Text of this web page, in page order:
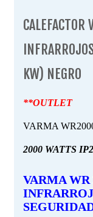
KW) NEGRO
**OUTLET
VARMA
2000 WATTS
VARMA WR